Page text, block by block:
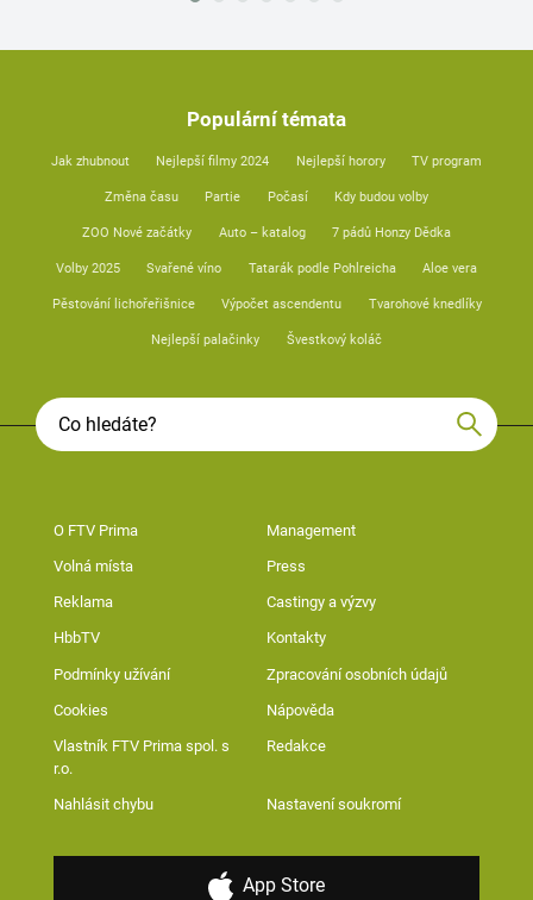
Populární témata
Jak zhubnout Nejlepší filmy 2024 Nejlepší horory TV program
Změna času Partie Počasí Kdy budou volby
ZOO Nové začátky Auto – katalog 7 pádů Honzy Dědka
Volby 2025 Svařené víno Tatarák podle Pohlreicha Aloe vera
Pěstování lichořeřišnice Výpočet ascendentu Tvarohové knedlíky
Nejlepší palačinky Švestkový koláč
O FTV Prima Management
Volná místa Press
Reklama Castingy a výzvy
HbbTV Kontakty
Podmínky užívání Zpracování osobních údajů
Cookies Nápověda
Vlastník FTV Prima spol. s
r.o.
Redakce
Nahlásit chybu Nastavení soukromí
App Store